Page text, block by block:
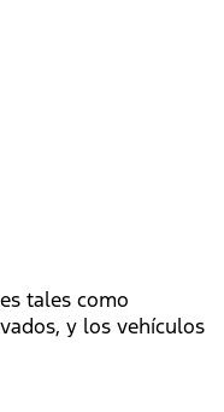
tales como
y los vehículos